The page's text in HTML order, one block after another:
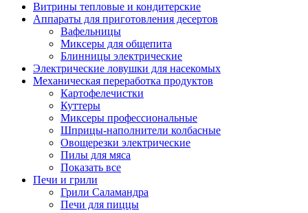
Витрины тепловые и кондитерские
Аппараты для приготовления десертов
Вафельницы
Миксеры для общепита
Блинницы электрические
Электрические ловушки для насекомых
Механическая переработка продуктов
Картофелечистки
Куттеры
Миксеры профессиональные
Шприцы-наполнители колбасные
Овощерезки электрические
Пилы для мяса
Показать все
Печи и грили
Грили Саламандра
Печи для пиццы